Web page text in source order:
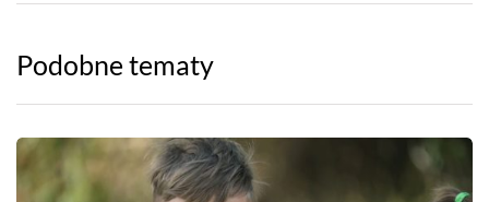
Podobne tematy